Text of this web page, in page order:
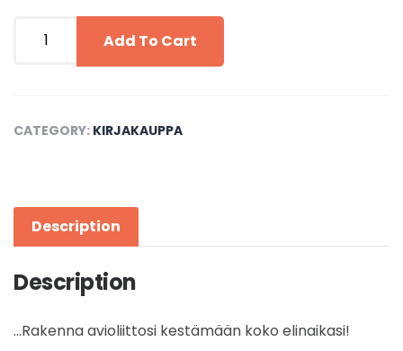
rakennuspalikatAdd To Cart
CATEGORY: KIRJAKAUPPA
Description
Description
…Rakenna avioliittosi kestämään koko elinaikasi!